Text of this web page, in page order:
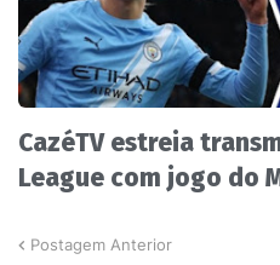
CazéTV estreia
League com jogo do
Postagem Anterior